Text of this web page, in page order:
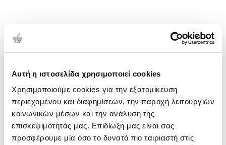
Αυτή η ιστοσελίδα χρησιμοποιεί cookies
Χρησιμοποιούμε cookies για την εξατομίκευση
περιεχομένου και διαφημίσεων, την παροχή λειτουργιών
κοινωνικών μέσων και την ανάλυση της
επισκεψιμότητάς μας. Επιδίωξη μας είναι σας
προσφέρουμε μία όσο το δυνατό πιο ταιριαστή στις